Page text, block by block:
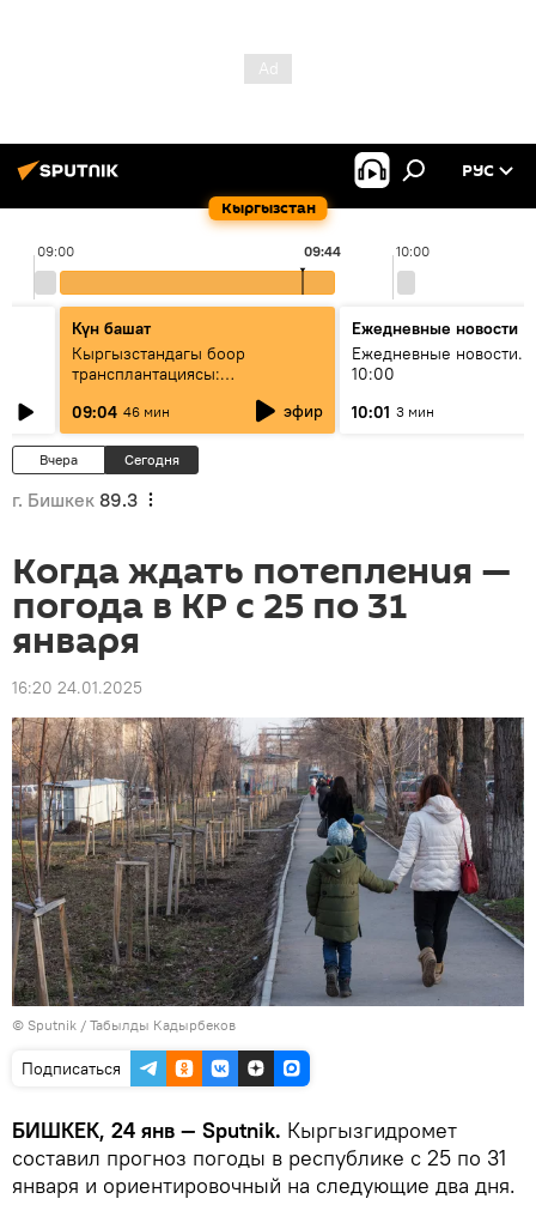
Кыргызстан
РУС
09:00 10:00
09:44
Күн башат
Кыргызстандагы боор
трансплантациясы:
жетишкендиктер жана өнүгүү
келечеги
09:04 46 мин эфир
Ежедневные новости
Ежедневные новости.
10:00
10:01 3 мин
Вчера Сегодня
г. Бишкек 89.3
Когда ждать потепления —
погода в КР с 25 по 31
января
16:20 24.01.2025
© Sputnik / Табылды Кадырбеков
Подписаться
БИШКЕК, 24 янв — Sputnik. Кыргызгидромет
составил прогноз погоды в республике с 25 по 31
января и ориентировочный на следующие два дня.